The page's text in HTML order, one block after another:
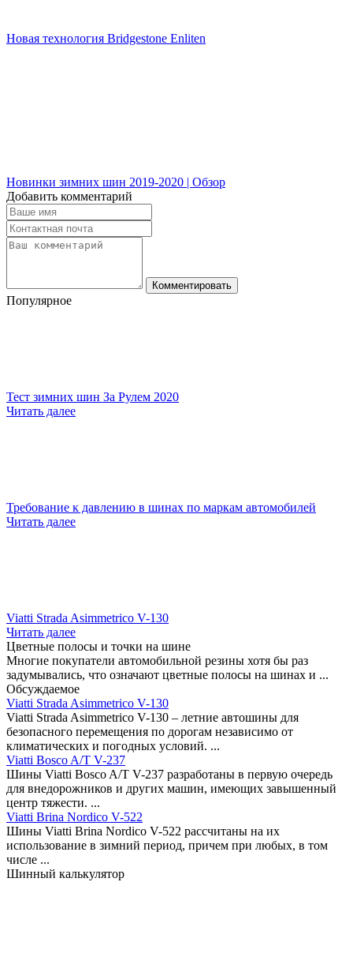
Новая технология Bridgestone Enliten
Новинки зимних шин 2019-2020 | Обзор
Добавить комментарий
Комментировать
Популярное
Тест зимних шин За Рулем 2020
Читать далее
Требование к давлению в шинах по маркам автомобилей
Читать далее
Viatti Strada Asimmetrico V-130
Читать далее
Цветные полосы и точки на шине
Многие покупатели автомобильной резины хотя бы раз
задумывались, что означают цветные полосы на шинах и ...
Обсуждаемое
Viatti Strada Asimmetrico V-130
Viatti Strada Asimmetrico V-130 – летние автошины для
безопасного перемещения по дорогам независимо от
климатических и погодных условий. ...
Viatti Bosco A/T V-237
Шины Viatti Bosco A/T V-237 разработаны в первую очередь
для внедорожников и других машин, имеющих завышенный
центр тяжести. ...
Viatti Brina Nordico V-522
Шины Viatti Brina Nordico V-522 рассчитаны на их
использование в зимний период, причем при любых, в том
числе ...
Шинный калькулятор